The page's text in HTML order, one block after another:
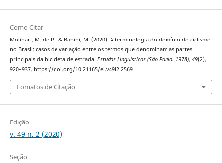
Como Citar
Molinari, M. de P., & Babini, M. (2020). A terminologia do domínio do ciclismo
no Brasil: casos de variação entre os termos que denominam as partes
principais da bicicleta de estrada. Estudos Linguísticos (São Paulo. 1978), 49(2),
920–937. https://doi.org/10.21165/el.v49i2.2569
Fomatos de Citação
Edição
v. 49 n. 2 (2020)
Seção